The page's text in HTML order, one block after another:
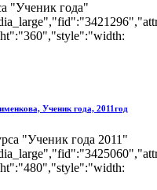
"Ученик года"
Ученик года, 2011год
"Ученик года 2011"